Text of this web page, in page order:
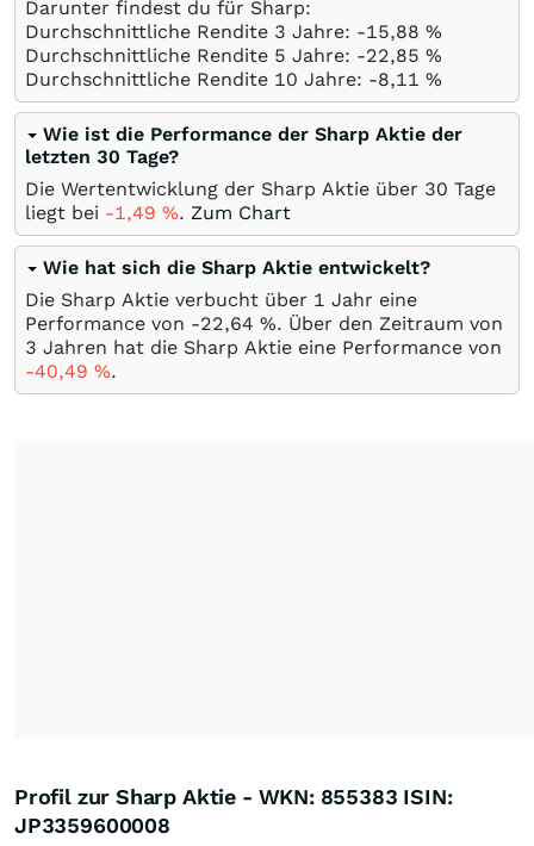
Darunter findest du für Sharp:
Durchschnittliche Rendite 3 Jahre: -15,88 %
Durchschnittliche Rendite 5 Jahre: -22,85 %
Durchschnittliche Rendite 10 Jahre: -8,11 %
Wie ist die Performance der Sharp Aktie der
letzten 30 Tage?
Die Wertentwicklung der Sharp Aktie über 30 Tage
liegt bei -1,49 %. Zum Chart
Wie hat sich die Sharp Aktie entwickelt?
Die Sharp Aktie verbucht über 1 Jahr eine
Performance von -22,64 %. Über den Zeitraum von
3 Jahren hat die Sharp Aktie eine Performance von
-40,49 %.
Profil zur Sharp Aktie - WKN: 855383 ISIN:
JP3359600008